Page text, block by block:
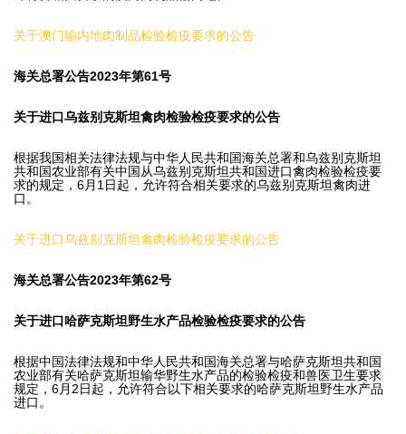
关于澳门输内地肉制品检验检疫要求的公告
海关总署公告2023年第61号
关于进口乌兹别克斯坦禽肉检验检疫要求的公告
根据我国相关法律法规与中华人民共和国海关总署和乌兹别克斯坦
共和国农业部有关中国从乌兹别克斯坦共和国进口禽肉检验检疫要
求的规定，6月1日起，允许符合相关要求的乌兹别克斯坦禽肉进
口。
关于进口乌兹别克斯坦禽肉检验检疫要求的公告
海关总署公告2023年第62号
关于进口哈萨克斯坦野生水产品检验检疫要求的公告
根据中国法律法规和中华人民共和国海关总署与哈萨克斯坦共和国
农业部有关哈萨克斯坦输华野生水产品的检验检疫和兽医卫生要求
规定，6月2日起，允许符合以下相关要求的哈萨克斯坦野生水产品
进口。